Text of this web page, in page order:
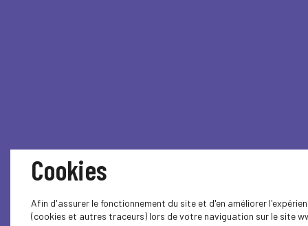
Cookies
Afin d'assurer le fonctionnement du site et d'en améliorer
(cookies et autres traceurs) lors de votre naviguation sur le site